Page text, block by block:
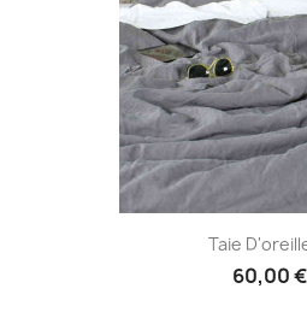
Taie
60,00 €